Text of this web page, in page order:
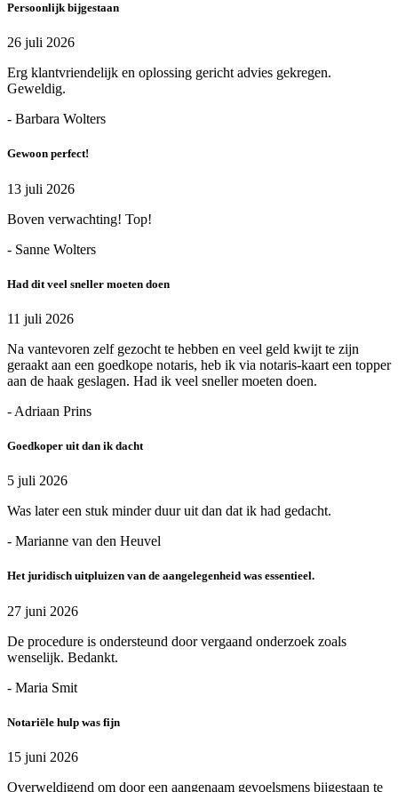
Persoonlijk bijgestaan
26 juli 2026
Erg klantvriendelijk en oplossing gericht advies gekregen.
Geweldig.
- Barbara Wolters
Gewoon perfect!
13 juli 2026
Boven verwachting! Top!
- Sanne Wolters
Had dit veel sneller moeten doen
11 juli 2026
Na vantevoren zelf gezocht te hebben en veel geld kwijt te zijn
geraakt aan een goedkope notaris, heb ik via notaris-kaart een topper
aan de haak geslagen. Had ik veel sneller moeten doen.
- Adriaan Prins
Goedkoper uit dan ik dacht
5 juli 2026
Was later een stuk minder duur uit dan dat ik had gedacht.
- Marianne van den Heuvel
Het juridisch uitpluizen van de aangelegenheid was essentieel.
27 juni 2026
De procedure is ondersteund door vergaand onderzoek zoals
wenselijk. Bedankt.
- Maria Smit
Notariële hulp was fijn
15 juni 2026
Overweldigend om door een aangenaam gevoelsmens bijgestaan te